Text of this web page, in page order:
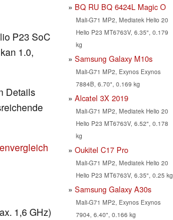
P23 SoC
1.0,
Details
1,6 GHz)
BQ RU BQ 6424L Magic O
Mali-G71 MP2, Mediatek Helio 20
Helio P23 MT6763V, 6.35", 0.179
kg
Samsung Galaxy M10s
Mali-G71 MP2, Exynos Exynos
7884B, 6.70", 0.169 kg
Alcatel 3X 2019
Mali-G71 MP2, Mediatek Helio 20
Helio P23 MT6763V, 6.52", 0.178
kg
Oukitel C17 Pro
Mali-G71 MP2, Mediatek Helio 20
Helio P23 MT6763V, 6.35", 0.25 kg
Samsung Galaxy A30s
Mali-G71 MP2, Exynos Exynos
7904, 6.40", 0.166 kg